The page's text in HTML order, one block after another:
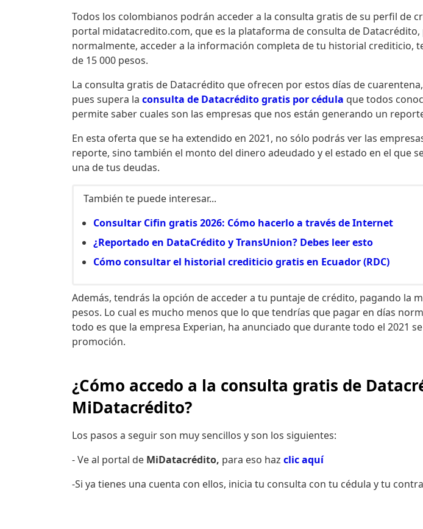
Todos los colombianos podrán acceder a la consulta gratis de su perfil de
portal midatacredito.com, que es la plataforma de consulta de
normalmente, acceder a la información completa de tu historial crediticio,
de 15 000 pesos.
La consulta gratis de Datacrédito que ofrecen por estos días de
pues supera la consulta de Datacrédito gratis por cédula que todos
permite saber cuales son las empresas que nos están generando un
En esta oferta que se ha extendido en 2021, no sólo podrás ver las
reporte, sino también el monto del dinero adeudado y el estado en el que
una de tus deudas.
También te puede interesar...
Consultar Cifin gratis 2026: Cómo hacerlo a través de Internet
¿Reportado en DataCrédito y TransUnion? Debes leer esto
Cómo consultar el historial crediticio gratis en Ecuador (RDC)
Además, tendrás la opción de acceder a tu puntaje de crédito, pagando la
pesos. Lo cual es mucho menos que lo que tendrías que pagar en días
todo es que la empresa Experian, ha anunciado que durante todo el 2021
promoción.
¿Cómo accedo a la consulta gratis de
MiDatacrédito?
Los pasos a seguir son muy sencillos y son los siguientes:
- Ve al portal de MiDatacrédito, para eso haz clic aquí
-Si ya tienes una cuenta con ellos, inicia tu consulta con tu cédula y tu